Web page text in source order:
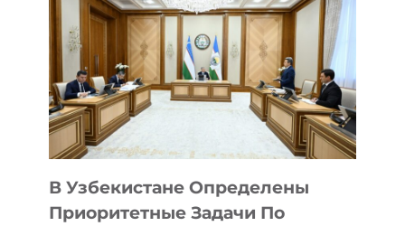
В
ЧЕТЫРЕ
РАЗА
В Узбекистане Определены
Приоритетные Задачи По